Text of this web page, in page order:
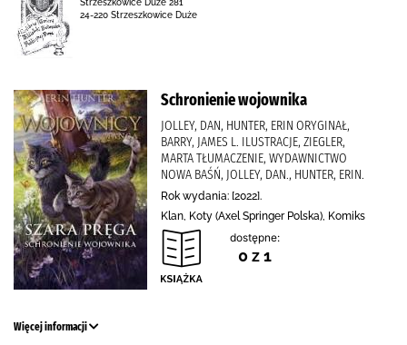
Strzeszkowice Duże 281
24-220 Strzeszkowice Duże
Schronienie wojownika
JOLLEY, DAN, HUNTER, ERIN ORYGINAŁ,
BARRY, JAMES L. ILUSTRACJE, ZIEGLER,
MARTA TŁUMACZENIE, WYDAWNICTWO
NOWA BAŚŃ, JOLLEY, DAN., HUNTER, ERIN.
Rok wydania: [2022].
Klan, Koty (Axel Springer Polska), Komiks
dostępne:
0 z 1
Więcej informacji